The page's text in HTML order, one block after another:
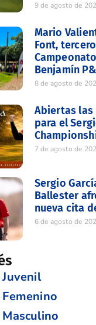
9 de agosto de
Mario
Font,
Benjamín
8 de agosto de
Abiertas
para el
7 de agosto de
Sergio
Ballester
nueva cita
6 de agosto de